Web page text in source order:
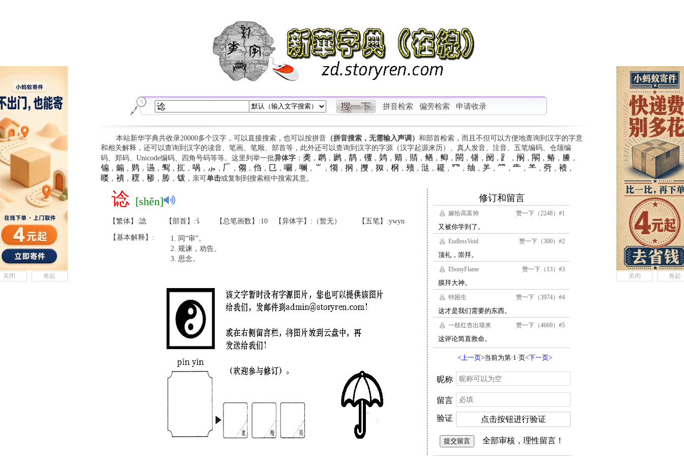
拼音检索 偏旁检索 申请收录
本站新华字典共收录20000多个汉字，可以直接搜索，也可以按拼音（拼音搜索，无需输入声调） 和部首检索，而且不但可以方便地查询到汉字的字意
和相关解释，还可以查询到汉字的读音、笔画、笔顺、部首等，此外还可以查询到汉字的字源（汉字起源来历）、真人发音、注音、五笔编码、仓颉编
码、郑码、Unicode编码、四角号码等等。这里列举一批异体字： 䶮 ， 䴙， 䴘， 䴖， 䦆， 䴔， 䞍， 䝼， 䲡 ， 䲟 ， 䦟 ， 䦃， 䦷 ， ⻊ ， 䦶 ， 䦛 ， 䲠 ， 䲢 ，
䦂 ， 䥇 ， 䴗， 䜩， 䴕， 㧟 ， 㖞 ， ⺗ ， 𠂆 ， 㑳 ， 㑇 ， 㔾 ， 㘚 ， 㘎 ， ⺌ ， 㥮 ， 㧏 ， 㩳， 㧐 ， 㭎 ， 㱮， 㳠 ， 䎱 ， ⺳ ， 䌷 ， ⺶， ⺮ ， ⺧， ⺷， 䓖， 䙌，
䁖， 䙡， 䎬 ， 䅟， 䏝， 䥽，亲可单击或复制到搜索框中搜索其意。
谂 [shěn]
【繁体】:諗 【部首】:讠 【总笔画数】:10 【异体字】:（暂无） 【五笔】:ywyn
【基本解释】:
同“审”。
规谏，劝告。
思念。
关闭 卷起 关闭 卷起